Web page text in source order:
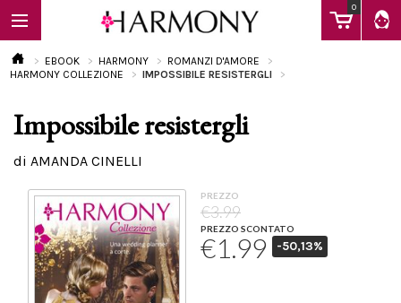
0
EBOOK
Calendario
EBOOK HARMONY
ROMANZI D'AMORE
HARMONY COLLEZIONE
IMPOSSIBILE RESISTERGLI
Impossibile resistergli
di AMANDA CINELLI
PREZZO
€3.99
PREZZO SCONTATO
€1.99 -50,13%